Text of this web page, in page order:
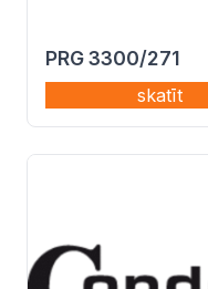
PRG 3300/271
skatīt